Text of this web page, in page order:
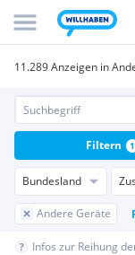
11.289 Anzeigen in
Bundesland
Andere Geräte
Filtern 1
Infos zur Reihung